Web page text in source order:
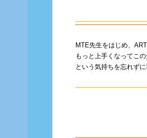
MTE先生をはじめ、
もっと上手くなってこ
という気持ちを忘れず